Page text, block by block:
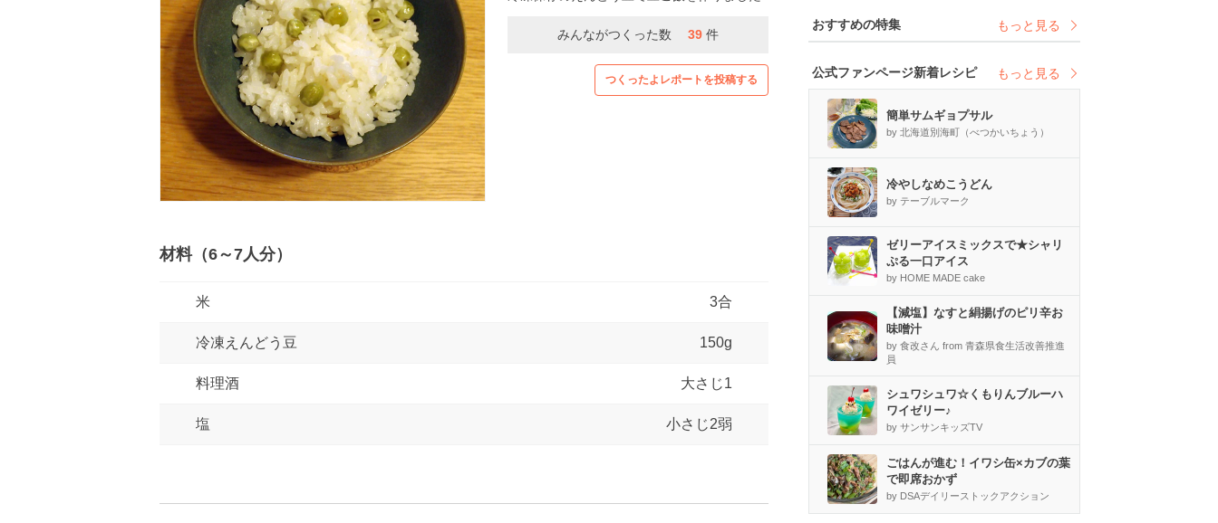
みんながつくった数 39 件
つくったよレポートを投稿する
材料（6～7人分）
米 3合
冷凍えんどう豆 150g
料理酒 大さじ1
塩 小さじ2弱
おすすめの特集 もっと見る
公式ファンページ新着レシピ もっと見る
簡単サムギョプサル
by 北海道別海町（べつかいちょう）
冷やしなめこうどん
by テーブルマーク
ゼリーアイスミックスで★シャリ
ぷる一口アイス
by HOME MADE cake
【減塩】なすと絹揚げのピリ辛お
味噌汁
by 食改さん from 青森県食生活改善推進
員
シュワシュワ☆くもりんブルーハ
ワイゼリー♪
by サンサンキッズTV
ごはんが進む！イワシ缶×カブの葉
で即席おかず
by DSAデイリーストックアクション